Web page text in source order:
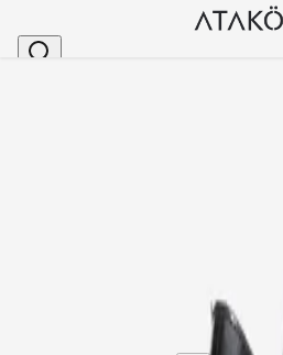
Kadın Hakiki Deri Çift